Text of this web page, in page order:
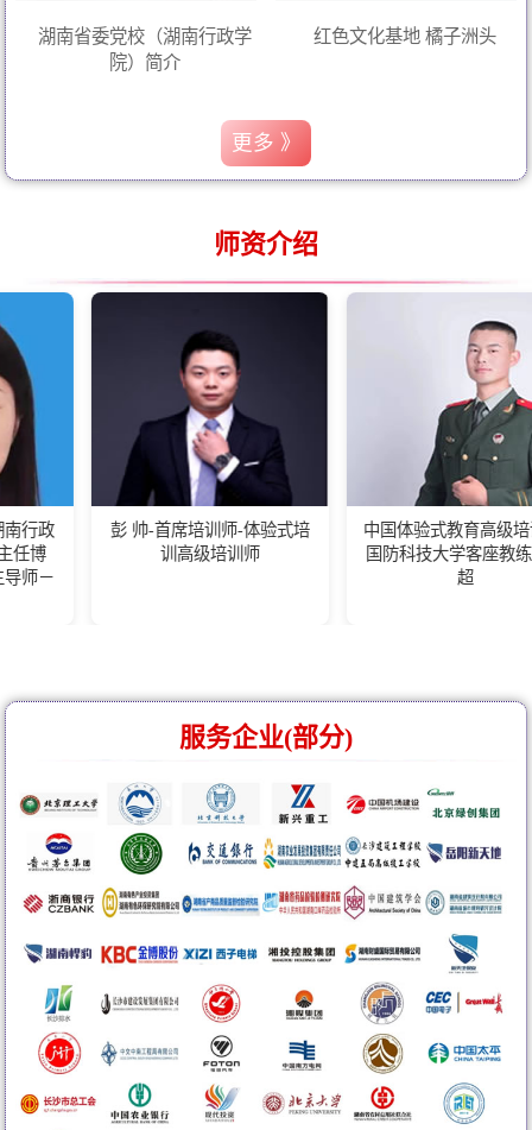
湖南省委党校（湖南行政学
院）简介
红色文化基地 橘子洲头
更多 》
师资介绍
彭 帅-首席培训师-体验式培
训高级培训师
中国体验式教育高级培训师-
国防科技大学客座教练王佰
服务企业(部分)